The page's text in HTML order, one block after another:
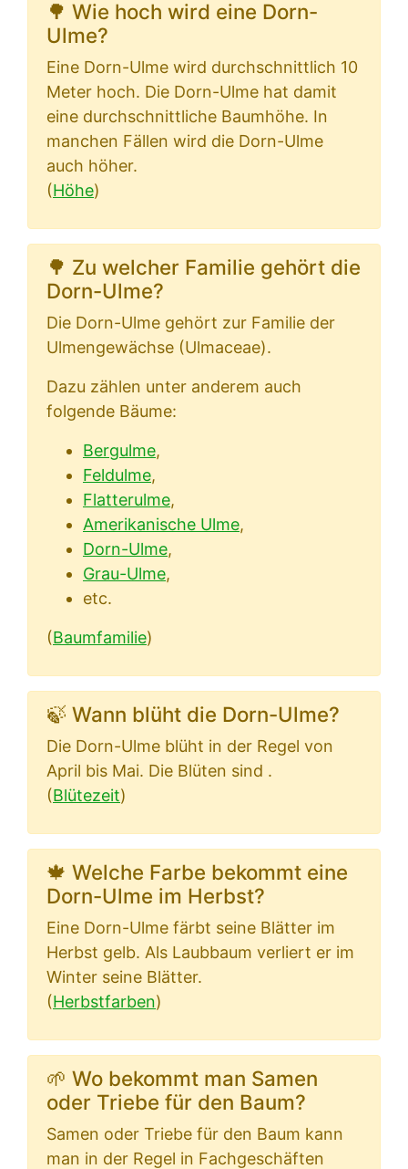
🌳 Wie hoch wird eine Dorn-
Ulme?
Eine Dorn-Ulme wird durchschnittlich 10
Meter hoch. Die Dorn-Ulme hat damit
eine durchschnittliche Baumhöhe. In
manchen Fällen wird die Dorn-Ulme
auch höher.
(Höhe)
🌳 Zu welcher Familie gehört die
Dorn-Ulme?
Die Dorn-Ulme gehört zur Familie der
Ulmengewächse (Ulmaceae).
Dazu zählen unter anderem auch
folgende Bäume:
Bergulme,
Feldulme,
Flatterulme,
Amerikanische Ulme,
Dorn-Ulme,
Grau-Ulme,
etc.
(Baumfamilie)
🍃 Wann blüht die Dorn-Ulme?
Die Dorn-Ulme blüht in der Regel von
April bis Mai. Die Blüten sind .
(Blütezeit)
🍁 Welche Farbe bekommt eine
Dorn-Ulme im Herbst?
Eine Dorn-Ulme färbt seine Blätter im
Herbst gelb. Als Laubbaum verliert er im
Winter seine Blätter.
(Herbstfarben)
🌱 Wo bekommt man Samen
oder Triebe für den Baum?
Samen oder Triebe für den Baum kann
man in der Regel in Fachgeschäften